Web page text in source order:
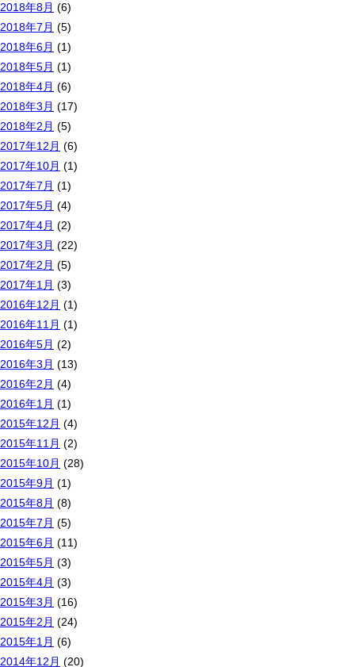
2018年8月 (6)
2018年7月 (5)
2018年6月 (1)
2018年5月 (1)
2018年4月 (6)
2018年3月 (17)
2018年2月 (5)
2017年12月 (6)
2017年10月 (1)
2017年7月 (1)
2017年5月 (4)
2017年4月 (2)
2017年3月 (22)
2017年2月 (5)
2017年1月 (3)
2016年12月 (1)
2016年11月 (1)
2016年5月 (2)
2016年3月 (13)
2016年2月 (4)
2016年1月 (1)
2015年12月 (4)
2015年11月 (2)
2015年10月 (28)
2015年9月 (1)
2015年8月 (8)
2015年7月 (5)
2015年6月 (11)
2015年5月 (3)
2015年4月 (3)
2015年3月 (16)
2015年2月 (24)
2015年1月 (6)
2014年12月 (20)